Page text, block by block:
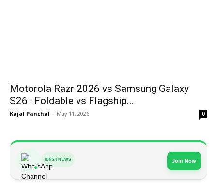
Motorola Razr 2026 vs Samsung Galaxy
S26 : Foldable vs Flagship...
Kajal Panchal - May 11, 2026 0
IBN24 NEWS Join Now